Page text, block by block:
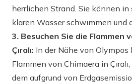
herrlichen Strand. Sie können in
klaren Wasser schwimmen und
3. Besuchen Sie die Flammen
Çıralı: In der Nähe von Olympos
Flammen von Chimaera in
dem aufgrund von